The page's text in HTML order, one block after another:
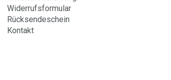
Widerrufsformular
Rücksendeschein
Kontakt